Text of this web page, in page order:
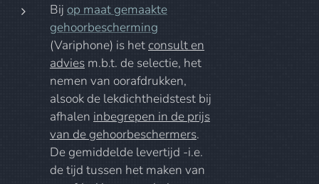
Bij op maat gemaakte
gehoorbescherming
(Variphone) is hetconsult en
advies m.b.t. de selectie, het
nemen van oorafdrukken,
alsook de lekdichtheidstest bij
afhalen inbegrepen in de prijs
van de gehoorbeschermers.
De gemiddelde levertijd -i.e.
de tijd tussen het maken van